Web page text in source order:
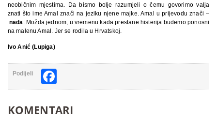
neobičnim mjestima. Da bismo bolje razumjeli o čemu govorimo valja
znati što ime Amal znači na jeziku njene majke. Amal u prijevodu znači –
nada
. Možda jednom, u vremenu kada prestane histerija budemo ponosni
na malenu Amal. Jer se rodila u Hrvatskoj.
Ivo Anić (Lupiga)
Podijeli
KOMENTARI